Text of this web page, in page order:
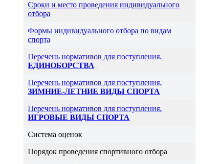
Сроки и место проведения индивидуального
отбора
Формы индивидуального отбора по видам
спорта
Перечень нормативов для поступления.
ЕДИНОБОРСТВА
Перечень нормативов для поступления.
ЗИМНИЕ-ЛЕТНИЕ ВИДЫ СПОРТА
Перечень нормативов для поступления.
ИГРОВЫЕ ВИДЫ СПОРТА
Система оценок
Порядок проведения спортивного отбора